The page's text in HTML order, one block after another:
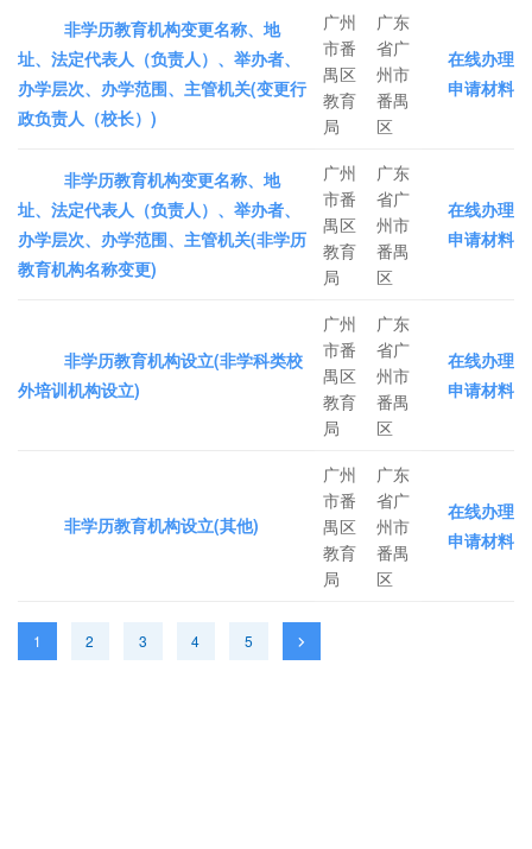
非学历教育机构变更名称、地
址、法定代表人（负责人）、举办者、
办学层次、办学范围、主管机关(变更行
政负责人（校长）)
广州
市番
禺区
教育
局
广东
省广
州市
番禺
区
在线办理
申请材料
非学历教育机构变更名称、地
址、法定代表人（负责人）、举办者、
办学层次、办学范围、主管机关(非学历
教育机构名称变更)
广州
市番
禺区
教育
局
广东
省广
州市
番禺
区
在线办理
申请材料
非学历教育机构设立(非学科类校
外培训机构设立)
广州
市番
禺区
教育
局
广东
省广
州市
番禺
区
在线办理
申请材料
非学历教育机构设立(其他)
广州
市番
禺区
教育
局
广东
省广
州市
番禺
区
在线办理
申请材料
1 2 3 4 5